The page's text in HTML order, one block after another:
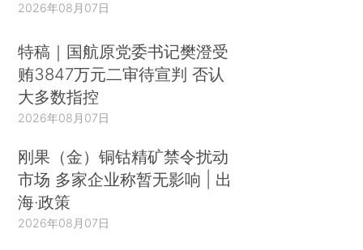
2026年08月07日
特稿｜国航原党委书记樊澄受
贿3847万元二审待宣判 否认
大多数指控
2026年08月07日
刚果（金）铜钴精矿禁令扰动
市场 多家企业称暂无影响 | 出
海·政策
2026年08月07日